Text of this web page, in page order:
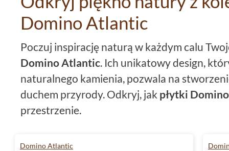
Domino Atlantic
Poczuj inspirację naturą w każdym calu
Domino Atlantic. Ich unikatowy design,
naturalnego kamienia, pozwala na
duchem przyrody. Odkryj, jak płytki
przestrzenie.
Domino Atlantic